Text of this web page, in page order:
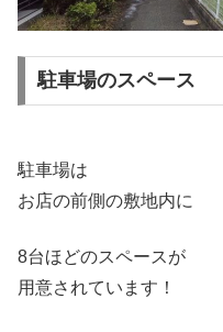
駐車場のスペース
駐車場は
お店の前側の敷地内に
8台ほどのスペースが
用意されています！